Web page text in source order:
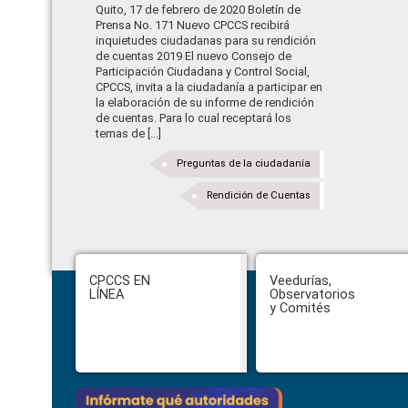
Quito, 17 de febrero de 2020 Boletín de
Prensa No. 171 Nuevo CPCCS recibirá
inquietudes ciudadanas para su rendición
de cuentas 2019 El nuevo Consejo de
Participación Ciudadana y Control Social,
CPCCS, invita a la ciudadanía a participar en
la elaboración de su informe de rendición
de cuentas. Para lo cual receptará los
temas de [...]
Preguntas de la ciudadanía
Rendición de Cuentas
Footer
CPCCS EN
LÍNEA
Veedurías,
Observatorios
y Comités